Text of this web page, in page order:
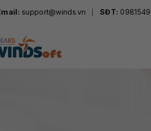
SĐT:
support@winds.vn